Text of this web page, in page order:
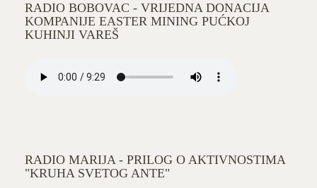
RADIO BOBOVAC - VRIJEDNA DONACIJA
KOMPANIJE EASTER MINING PUĆKOJ
KUHINJI VAREŠ
RADIO MARIJA - PRILOG O AKTIVNOSTIMA
"KRUHA SVETOG ANTE"